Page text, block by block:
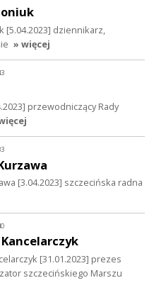
[5.04.2023] dziennikarz,
» więcej
przewodniczący Rady
[3.04.2023] szczecińska radna
[31.01.2023] prezes
szczecińskiego Marszu